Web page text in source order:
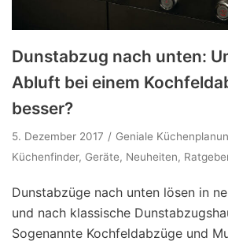
Dunstabzug nach unten:
Abluft bei einem
besser?
5. Dezember 2017
Geniale
Küchenfinder, Geräte, Neuheiten,
Dunstabzüge nach unten lösen in
und nach klassische
Sogenannte Kochfeldabzüge und